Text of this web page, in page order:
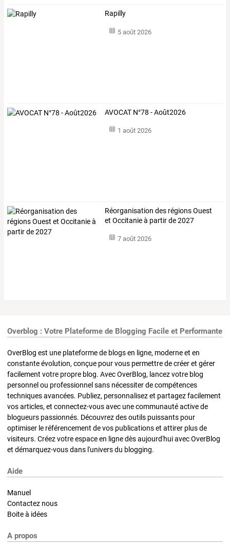
Rapilly
5 août 2026
AVOCAT N°78 - Août2026
1 août 2026
Réorganisation des régions Ouest
et Occitanie à partir de 2027
7 août 2026
Overblog : Votre Plateforme de Blogging Facile et Performante
OverBlog est une plateforme de blogs en ligne, moderne et en
constante évolution, conçue pour vous permettre de créer et gérer
facilement votre propre blog. Avec OverBlog, lancez votre blog
personnel ou professionnel sans nécessiter de compétences
techniques avancées. Publiez, personnalisez et partagez facilement
vos articles, et connectez-vous avec une communauté active de
blogueurs passionnés. Découvrez des outils puissants pour
optimiser le référencement de vos publications et attirer plus de
visiteurs. Créez votre espace en ligne dès aujourd'hui avec OverBlog
et démarquez-vous dans l'univers du blogging.
Aide
Manuel
Contactez nous
Boite à idées
A propos